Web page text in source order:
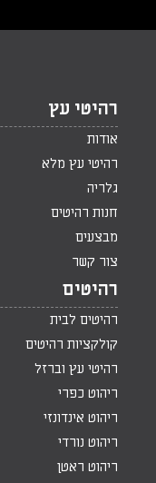
רהיטי עץ
אודות
רהיטי עץ מלא
גלריה
חנות רהיטים
מבצעים
צור קשר
רהיטים
רהיטים לבית
קולקציות רהיטים
רהיטי עץ וברזל
ריהוט כפרי
ריהוט אינדונזי
ריהוט נורדי
ריהוט ראטן